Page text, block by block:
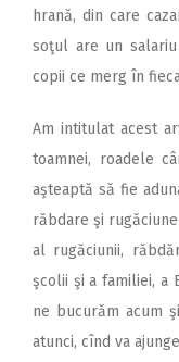
hrană, din care
soţul are un
copii ce merg în
Am intitulat acest
toamnei, roadele
aşteaptă să fie
răbdare şi
al rugăciunii,
şcolii şi a familiei, a
ne bucurăm acum
atunci, cînd va